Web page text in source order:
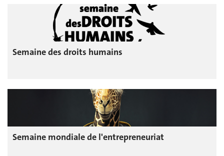
Semaine des droits humains
Semaine mondiale de l'entrepreneuriat